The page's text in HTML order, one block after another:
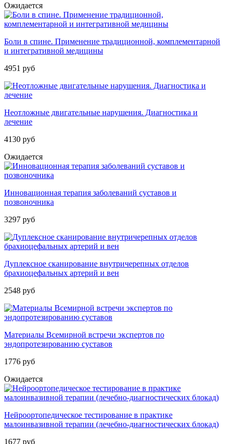
Ожидается
Боли в спине. Применение традиционной, комплементарной
и интегративной медицины
4951 руб
Неотложные двигательные нарушения. Диагностика и
лечение
4130 руб
Ожидается
Инновационная терапия заболеваний суставов и
позвоночника
3297 руб
Дуплексное сканирование внутричерепных отделов
брахиоцефальных артерий и вен
2548 руб
Материалы Всемирной встречи экспертов по
эндопротезированию суставов
1776 руб
Ожидается
Нейроортопедическое тестирование в практике
малоинвазивной терапии (лечебно-диагностических блокад)
1677 руб